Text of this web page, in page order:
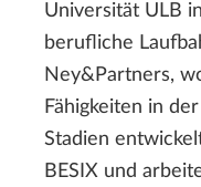
Universität ULB
berufliche
Ney&Partners,
Fähigkeiten in
Stadien
BESIX und